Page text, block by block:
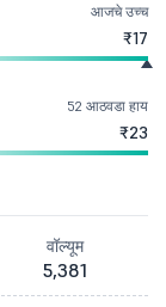
आजचे उच्च
₹17
52 आठवडा हाय
₹23
वॉल्यूम
5,381